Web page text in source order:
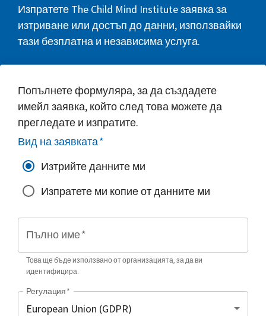
Изпратете The Child Mind Institute заявка за
изтриване или достъп до данни, използвайки
тази безплатна и независима услуга.
Попълнете формуляра, за да създадете
имейл заявка, който след това можете да
прегледате и изпратите.
Вид на заявката*
Изтрийте данните ми
Изпратете ми копие от данните ми
Пълно име*
Това ще бъде използвано от организацията, за да ви
идентифицира.
Регулация*